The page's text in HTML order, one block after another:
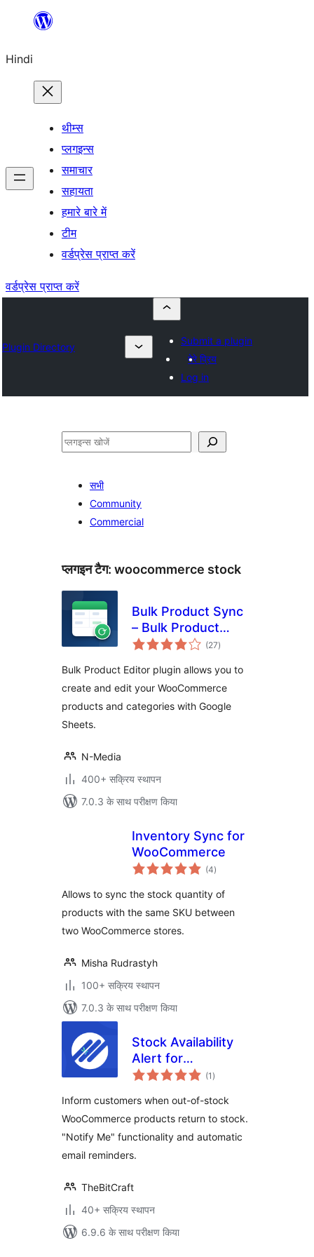
सामग्री
जाएं
Hindi
थीम्स
प्लगइन्स
समाचार
सहायता
हमारे बारे में
टीम
वर्डप्रेस प्राप्त करें
वर्डप्रेस प्राप्त करें
Plugin Directory
Submit a plugin
मेरे प्रिय
Log in
खोजें
सभी
Community
Commercial
प्लगइन टैग: woocommerce stock
Bulk Product Sync
– Bulk Product
Editor for
with Google
Sheets™
(27कुल
दर)
Bulk Product Editor plugin allows you to
create and edit your WooCommerce
products and categories with Google
Sheets.
N-Media
400+ सक्रिय स्थापन
7.0.3 के साथ परीक्षण किया
Inventory Sync for
WooCommerce
(4कुल
दर)
Allows to sync the stock quantity of
products with the same SKU between
two WooCommerce stores.
Misha Rudrastyh
100+ सक्रिय स्थापन
7.0.3 के साथ परीक्षण किया
Stock Availability
Alert for
WooCommerce
(1 कुल
दर)
Inform customers when out-of-stock
WooCommerce products return to stock.
"Notify Me" functionality and automatic
email reminders.
TheBitCraft
40+ सक्रिय स्थापन
6.9.6 के साथ परीक्षण किया